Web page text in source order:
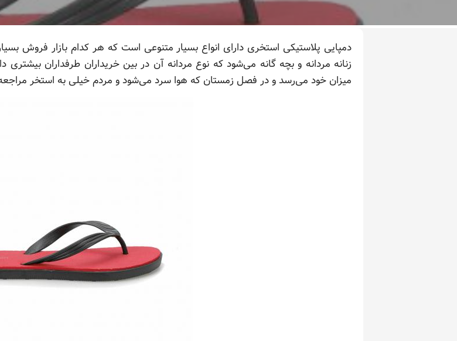
دمپایی پلاستیکی استخری دارای انواع بسیار متنوعی است که هر کدام بازار فروش
زنانه مردانه و بچه گانه می‌شود که نوع مردانه آن در بین خریداران طرفداران
میزان خود می‌رسد و در فصل زمستان که هوا سرد می‌شود و مردم خیلی به استخر